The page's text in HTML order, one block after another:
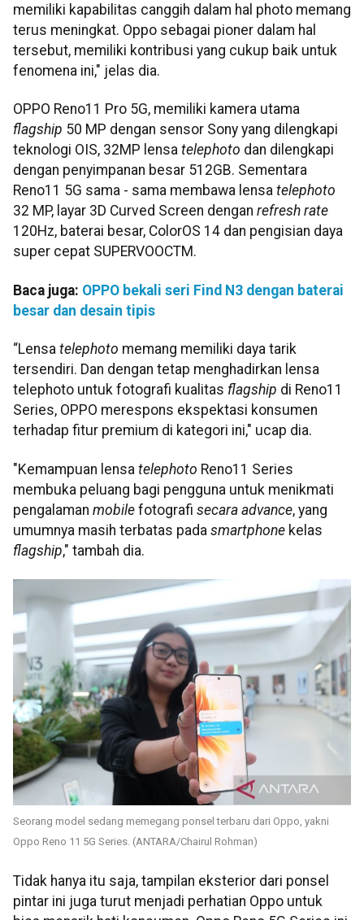
memiliki kapabilitas canggih dalam hal photo memang
terus meningkat. Oppo sebagai pioner dalam hal
tersebut, memiliki kontribusi yang cukup baik untuk
fenomena ini," jelas dia.
OPPO Reno11 Pro 5G, memiliki kamera utama
flagship 50 MP dengan sensor Sony yang dilengkapi
teknologi OIS, 32MP lensa telephoto dan dilengkapi
dengan penyimpanan besar 512GB. Sementara
Reno11 5G sama - sama membawa lensa telephoto
32 MP, layar 3D Curved Screen dengan refresh rate
120Hz, baterai besar, ColorOS 14 dan pengisian daya
super cepat SUPERVOOCTM.
Baca juga: OPPO bekali seri Find N3 dengan baterai
besar dan desain tipis
“Lensa telephoto memang memiliki daya tarik
tersendiri. Dan dengan tetap menghadirkan lensa
telephoto untuk fotografi kualitas flagship di Reno11
Series, OPPO merespons ekspektasi konsumen
terhadap fitur premium di kategori ini," ucap dia.
"Kemampuan lensa telephoto Reno11 Series
membuka peluang bagi pengguna untuk menikmati
pengalaman mobile fotografi secara advance, yang
umumnya masih terbatas pada smartphone kelas
flagship," tambah dia.
Seorang model sedang memegang ponsel terbaru dari Oppo, yakni
Oppo Reno 11 5G Series. (ANTARA/Chairul Rohman)
Tidak hanya itu saja, tampilan eksterior dari ponsel
pintar ini juga turut menjadi perhatian Oppo untuk